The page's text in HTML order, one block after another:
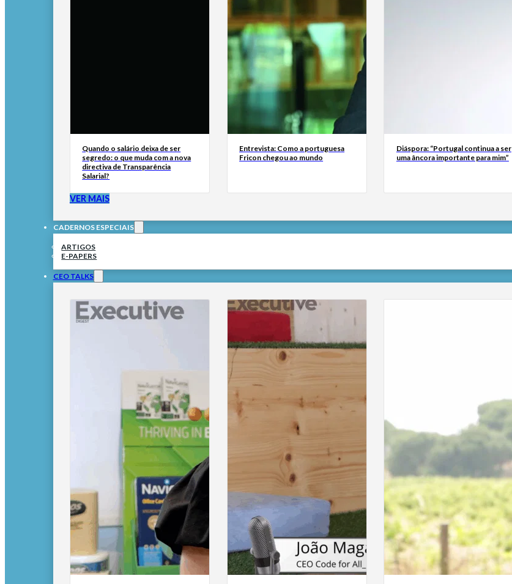
Quando o salário deixa de ser
segredo: o que muda com a nova
directiva de Transparência
Salarial?
Entrevista: Como a portuguesa
Fricon chegou ao mundo
Diáspora: “Portugal continua a ser
uma âncora importante para mim”
VER MAIS
CADERNOS ESPECIAIS
ARTIGOS
E-PAPERS
CEO TALKS